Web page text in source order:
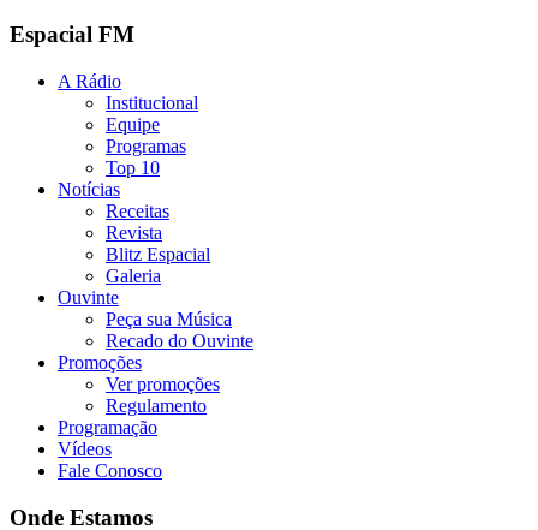
Espacial FM
A Rádio
Institucional
Equipe
Programas
Top 10
Notícias
Receitas
Revista
Blitz Espacial
Galeria
Ouvinte
Peça sua Música
Recado do Ouvinte
Promoções
Ver promoções
Regulamento
Programação
Vídeos
Fale Conosco
Onde Estamos